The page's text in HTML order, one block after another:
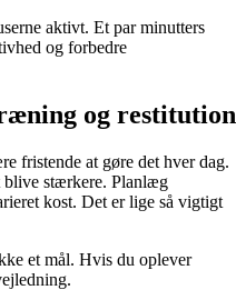
aktivt. Et par minutters
og forbedre
og restitution
fristende at gøre det hver dag.
blive stærkere. Planlæg
kost. Det er lige så vigtigt
et mål. Hvis du oplever